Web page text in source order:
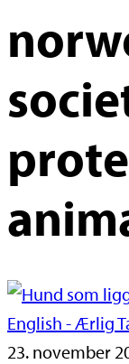
English - Ærlig
23. november